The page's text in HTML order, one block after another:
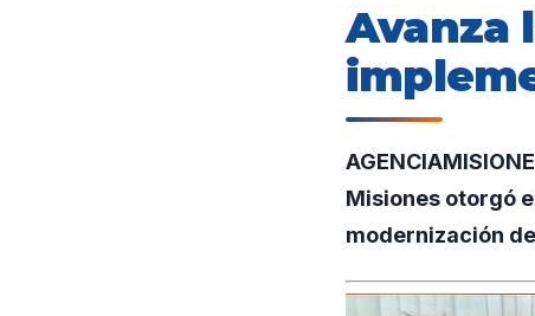
Avanza
Misiones otorgó
modernización